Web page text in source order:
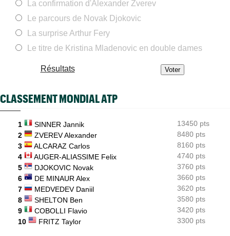
Gabriel Debru retourne aux USA, son coach avait une autre
idée...
08/08
ATP - Montréal
ATP - Montréal
Jeunes
08/08
US Open
Lorenzo Musetti passe d'une équipière russe à une Ukrainienne
La confirmation d'Alexander Zverev
Le parcours de Novak Djokovic
La surprise Arthur Fery
Le titre de Kristina Mladenovic en double dames
Résultats
CLASSEMENT MONDIAL ATP
1 SINNER Jannik
13450 pts
2
ZVEREV Alexander
8480 pts
3
ALCARAZ Carlos
8160 pts
4
AUGER-ALIASSIME Felix
4740 pts
5
DJOKOVIC Novak
3760 pts
6
DE MINAUR Alex
3660 pts
7
MEDVEDEV Daniil
3620 pts
8
SHELTON Ben
3580 pts
9
COBOLLI Flavio
3420 pts
10
FRITZ Taylor 3300 pts